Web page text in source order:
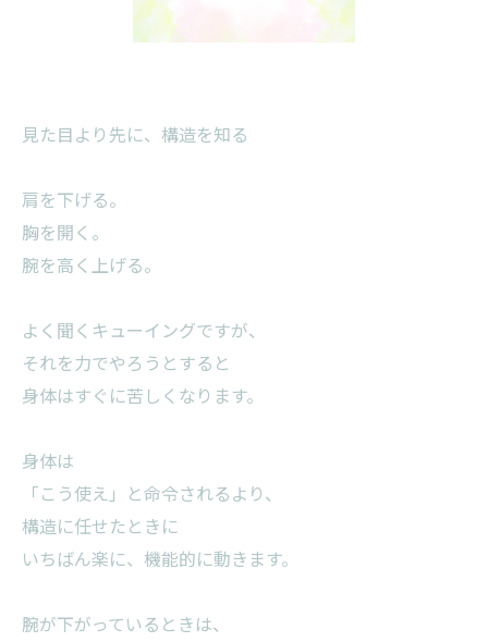
見た目より先に、構造を知る
肩を下げる。
胸を開く。
腕を高く上げる。
よく聞くキューイングですが、
それを力でやろうとすると
身体はすぐに苦しくなります。
身体は
「こう使え」と命令されるより、
構造に任せたときに
いちばん楽に、機能的に動きます。
腕が下がっているときは、